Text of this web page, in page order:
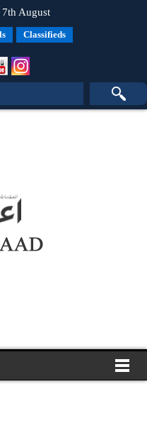
August
Classifieds